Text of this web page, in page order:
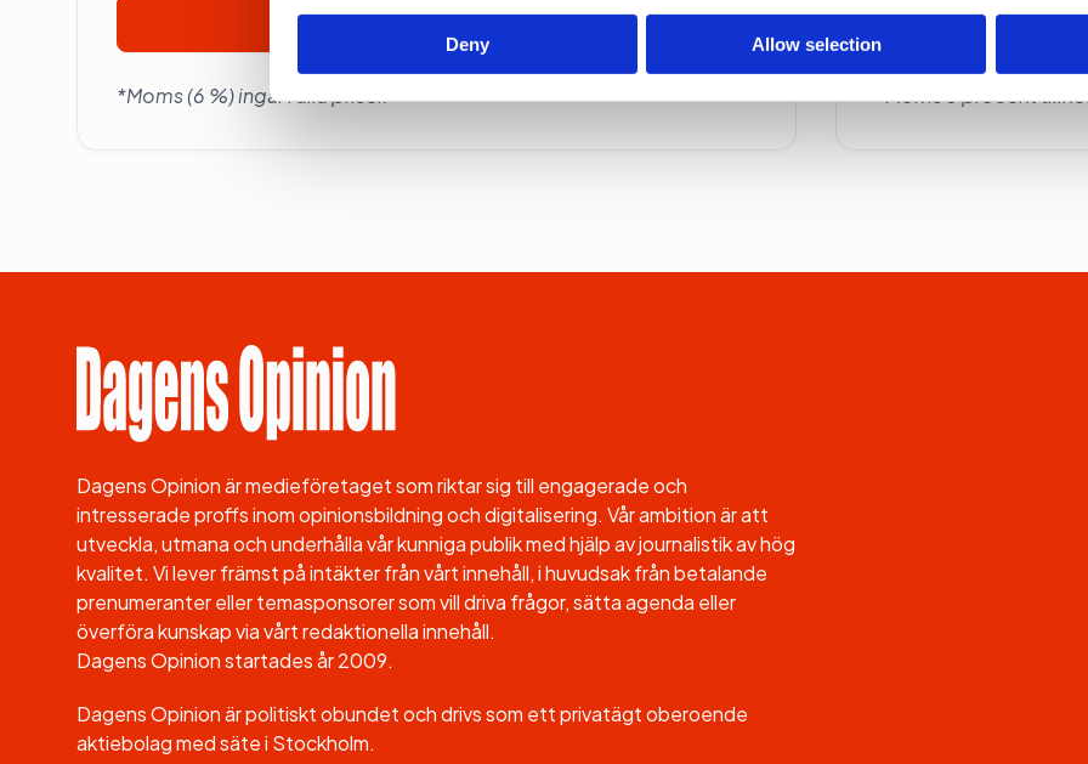
Deny Allow selection
Prenumerera
*Moms (6 %) ingår i alla priser. *Moms 6 procent
Dagens Opinion är medieföretaget som riktar sig till engagerade och
intresserade proffs inom opinionsbildning och digitalisering. Vår ambition är att
utveckla, utmana och underhålla vår kunniga publik med hjälp av journalistik av hög
kvalitet. Vi lever främst på intäkter från vårt innehåll, i huvudsak från betalande
prenumeranter eller temasponsorer som vill driva frågor, sätta agenda eller
överföra kunskap via vårt redaktionella innehåll.
Dagens Opinion startades år 2009.
Dagens Opinion är politiskt obundet och drivs som ett privatägt oberoende
aktiebolag med säte i Stockholm.